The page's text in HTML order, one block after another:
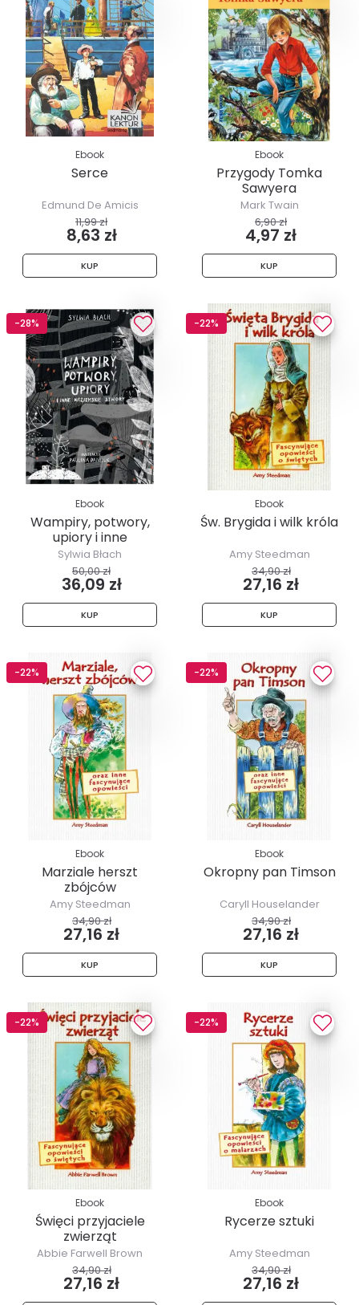
Ebook
Serce
Edmund De Amicis
11,99 zł
8,63 zł
KUP
Ebook
Przygody Tomka
Sawyera
Mark Twain
6,90 zł
4,97 zł
KUP
-28%
Ebook
Wampiry, potwory,
upiory i inne
nieziemskie stwory
Sylwia Błach
50,00 zł
36,09 zł
KUP
-22%
Ebook
Św. Brygida i wilk króla
Amy Steedman
34,90 zł
27,16 zł
KUP
-22%
Ebook
Marziale herszt
zbójców
Amy Steedman
34,90 zł
27,16 zł
KUP
-22%
Ebook
Okropny pan Timson
Caryll Houselander
34,90 zł
27,16 zł
KUP
-22%
Ebook
Święci przyjaciele
zwierząt
Abbie Farwell Brown
34,90 zł
27,16 zł
-22%
Ebook
Rycerze sztuki
Amy Steedman
34,90 zł
27,16 zł